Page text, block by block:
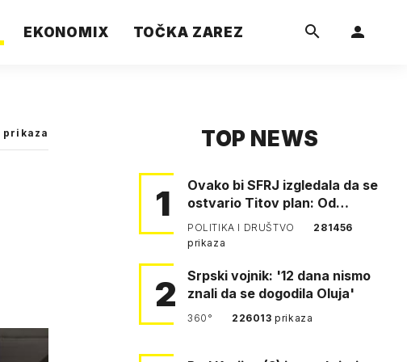
EKONOMIX TOČKA ZAREZ
prikaza TOP NEWS
1
Ovako bi SFRJ izgledala da se
ostvario Titov plan: Od
Klagenfurta do Istanbula!
POLITIKA I DRUŠTVO
281456
prikaza
2
Srpski vojnik: '12 dana nismo
znali da se dogodila Oluja'
360° 226013prikaza